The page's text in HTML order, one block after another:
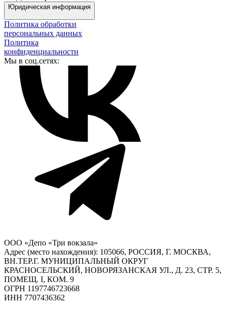
Юридическая информация
Политика обработки
персональных данных
Политика
конфиденциальности
Мы в соц.сетях:
ООО «Депо «Три вокзала»
Адрес (место нахождения): 105066, РОССИЯ, Г. МОСКВА,
ВН.ТЕР.Г. МУНИЦИПАЛЬНЫЙ ОКРУГ
КРАСНОСЕЛЬСКИЙ, НОВОРЯЗАНСКАЯ УЛ., Д. 23, СТР. 5,
ПОМЕЩ. I, КОМ. 9
ОГРН 1197746723668
ИНН 7707436362